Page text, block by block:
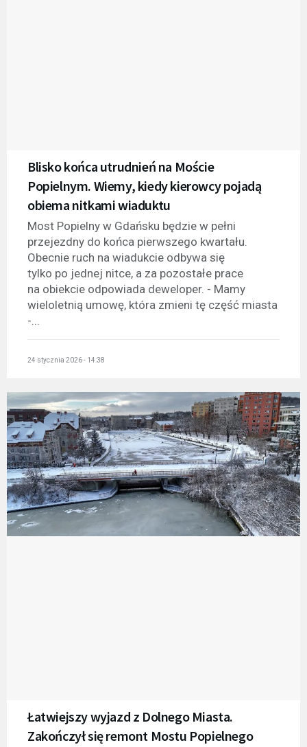
Blisko końca utrudnień na Moście
Popielnym. Wiemy, kiedy kierowcy pojadą
obiema nitkami wiaduktu
Most Popielny w Gdańsku będzie w pełni
przejezdny do końca pierwszego kwartału.
Obecnie ruch na wiadukcie odbywa się
tylko po jednej nitce, a za pozostałe prace
na obiekcie odpowiada deweloper. - Mamy
wieloletnią umowę, która zmieni tę część miasta
-...
24 stycznia 2026 - 14:38
Łatwiejszy wyjazd z Dolnego Miasta.
Zakończył się remont Mostu Popielnego